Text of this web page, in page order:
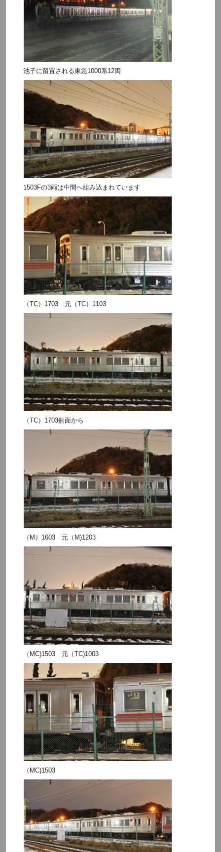
池子に留置される東急1000系12両
1503Fの3両は中間へ組み込まれています
（TC）1703 元（TC）1103
（TC）1703側面から
（M）1603 元（M)1203
（MC)1503 元（TC)1003
（MC)1503